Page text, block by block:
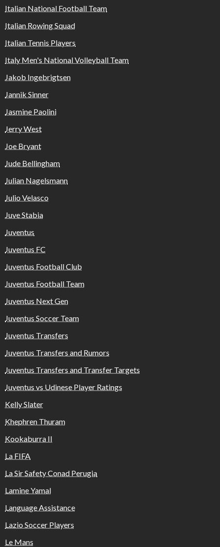
Italian National Football Team
Italian Rowing Squad
Italian Tennis Players
Italy Men's National Volleyball Team
Jakob Ingebrigtsen
Jannik Sinner
Jasmine Paolini
Jerry West
Joe Bryant
Jude Bellingham
Julian Nagelsmann
Julio Velasco
Juve Stabia
Juventus
Juventus FC
Juventus Football Club
Juventus Football Team
Juventus Next Gen
Juventus Soccer Team
Juventus Transfers
Juventus Transfers and Rumors
Juventus Transfers and Transfer Targets
Juventus vs Udinese Player Ratings
Kelly Slater
Khephren Thuram
Kookaburra II
La FIFA
La Sir Safety Conad Perugia
Lamine Yamal
Language Assistance
Lazio Soccer Players
Le Mans